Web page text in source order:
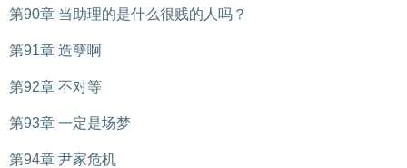
第90章 当助理的是什么很贱的人吗？
第91章 造孽啊
第92章 不对等
第93章 一定是场梦
第94章 尹家危机